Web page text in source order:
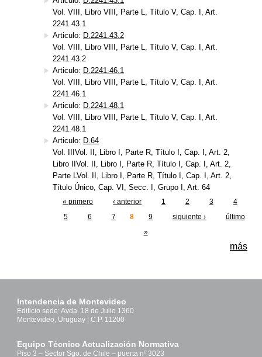
Vol. VIII, Libro VIII, Parte L, Título V, Cap. I, Art.
2241.43.1
Articulo: D.2241.43.2
Vol. VIII, Libro VIII, Parte L, Título V, Cap. I, Art.
2241.43.2
Articulo: D.2241.46.1
Vol. VIII, Libro VIII, Parte L, Título V, Cap. I, Art.
2241.46.1
Articulo: D.2241.48.1
Vol. VIII, Libro VIII, Parte L, Título V, Cap. I, Art.
2241.48.1
Articulo: D.64
Vol. IIIVol. II, Libro I, Parte R, Título I, Cap. I, Art. 2,
Libro IIVol. II, Libro I, Parte R, Título I, Cap. I, Art. 2,
Parte LVol. II, Libro I, Parte R, Título I, Cap. I, Art. 2,
Título Único, Cap. VI, Secc. I, Grupo I, Art. 64
« primero ‹ anterior 1 2 3
4
5
6 7 8 9 siguiente ›
último
»
más
Intendencia de Montevideo
Edificio sede: Avda. 18 de Julio 1360
Montevideo, Uruguay | C.P. 11200
Equipo Técnico Actualización Normativa
Piso 3 – Sector Sgo. de Chile – puerta nº 3023